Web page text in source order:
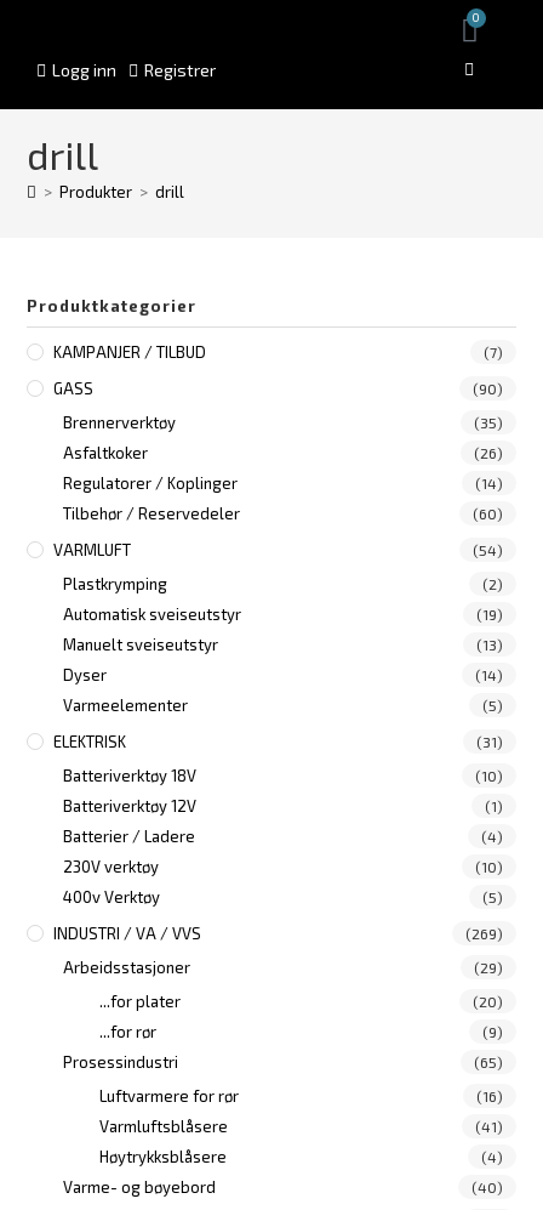
Logg inn Registrer
0
drill
> Produkter > drill
Produktkategorier
KAMPANJER / TILBUD (7)
GASS (90)
Brennerverktøy (35)
Asfaltkoker (26)
Regulatorer / Koplinger (14)
Tilbehør / Reservedeler (60)
VARMLUFT (54)
Plastkrymping (2)
Automatisk sveiseutstyr (19)
Manuelt sveiseutstyr (13)
Dyser (14)
Varmeelementer (5)
ELEKTRISK (31)
Batteriverktøy 18V (10)
Batteriverktøy 12V (1)
Batterier / Ladere (4)
230V verktøy (10)
400v Verktøy (5)
INDUSTRI / VA / VVS (269)
Arbeidsstasjoner (29)
...for plater (20)
...for rør (9)
Prosessindustri (65)
Luftvarmere for rør (16)
Varmluftsblåsere (41)
Høytrykksblåsere (4)
Varme- og bøyebord (40)